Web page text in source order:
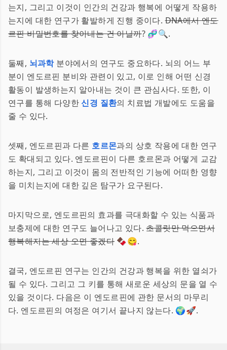
는지, 그리고 이것이 인간의 건강과 행복에 어떻게 작용하
는지에 대한 연구가 활발하게 진행 중이다.DNA에서 엔도
르핀 비밀번호를 찾아내는 건 아닐까? 🧬🔍.
둘째, 뇌과학분야에서의 연구도 중요하다. 뇌의 어느 부
분이 엔도르핀 분비와 관련이 있고, 이로 인해 어떤 신경
활동이 발생하는지 알아내는 것이 큰 관심사다. 또한, 이
연구를 통해 다양한신경 질환의 치료법 개발에도 도움을
줄 수 있다.
셋째, 엔도르핀과 다른 호르몬과의 상호 작용에 대한 연구
도 확대되고 있다. 엔도르핀이 다른 호르몬과 어떻게 교감
하는지, 그리고 이것이 몸의 전반적인 기능에 어떠한 영향
을 미치는지에 대한 깊은 탐구가 요구된다.
마지막으로, 엔도르핀의 효과를 극대화할 수 있는 식품과
보충제에 대한 연구도 늘어나고 있다.초콜릿만 먹으면서
행복해지는 세상 오면 좋겠다 🍫😋.
결국, 엔도르핀 연구는 인간의 건강과 행복을 위한 열쇠가
될 수 있다. 그리고 그 키를 통해 새로운 세상의 문을 열 수
있을 것이다. 다음은 이 엔도르핀에 관한 문서의 마무리
다. 엔도르핀의 여정은 여기서 끝나지 않는다. 🌍🚀.